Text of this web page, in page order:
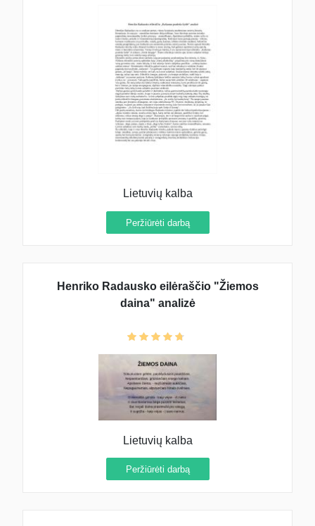
Lietuvių kalba
Peržiūrėti darbą
Henriko Radausko eilėraščio "Žiemos
daina" analizė
Lietuvių kalba
Peržiūrėti darbą